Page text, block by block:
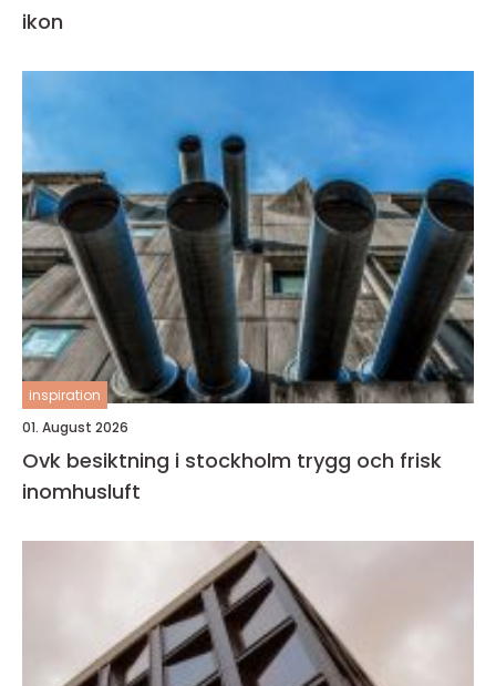
ikon
inspiration
01. August 2026
Ovk besiktning i stockholm trygg och frisk
inomhusluft